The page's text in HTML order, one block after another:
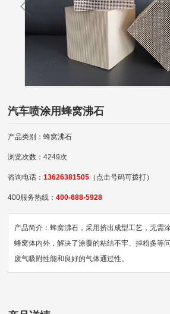
汽车喷涂用蜂窝沸石
产品类别：蜂窝沸石
浏览次数：4249次
咨询电话：13626381505 （点击号码可拨打）
400服务热线：400-688-5928
产品简介：蜂窝沸石，采用挤出成型工艺，无需
蜂窝体内外，解决了涂覆的粘结不牢、掉粉多等
废气吸附性能和良好的气体通过性。